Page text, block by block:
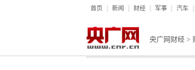
首页 新闻 财经 军事 汽车
央广网财经 >